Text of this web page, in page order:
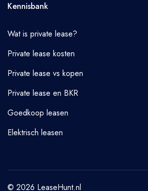
Kennisbank
Wat is private lease?
Private lease kosten
Private lease vs kopen
Private lease en BKR
Goedkoop leasen
Elektrisch leasen
© 2026 LeaseHunt.nl